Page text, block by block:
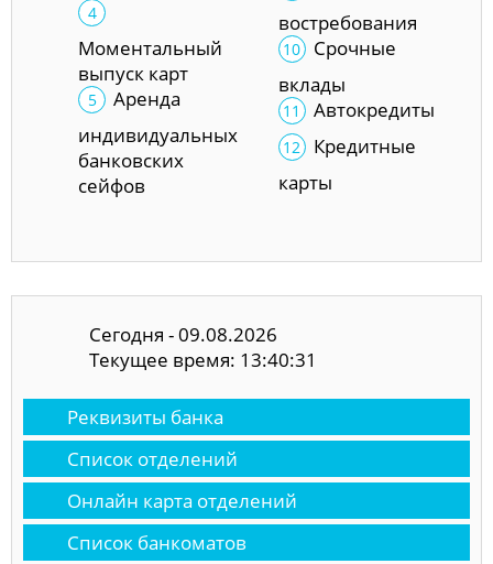
Моментальный
выпуск карт
Аренда
индивидуальных
банковских
сейфов
востребования
Срочные
вклады
Автокредиты
Кредитные
карты
Сегодня - 09.08.2026
Текущее время: 13:40:32
Реквизиты банка
Список отделений
Онлайн карта отделений
Список банкоматов